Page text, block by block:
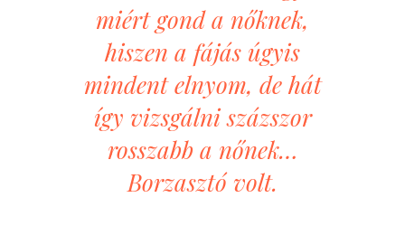
miért gond a nőknek,
hiszen a fájás úgyis
mindent elnyom, de hát
így vizsgálni százszor
rosszabb a nőnek…
Borzasztó volt.